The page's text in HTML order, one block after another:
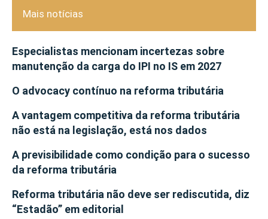
Mais notícias
Especialistas mencionam incertezas sobre
manutenção da carga do IPI no IS em 2027
O advocacy contínuo na reforma tributária
A vantagem competitiva da reforma tributária
não está na legislação, está nos dados
A previsibilidade como condição para o sucesso
da reforma tributária
Reforma tributária não deve ser rediscutida, diz
“Estadão” em editorial